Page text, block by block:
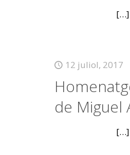
[…]
12 juliol, 2017
de Miguel
[…]